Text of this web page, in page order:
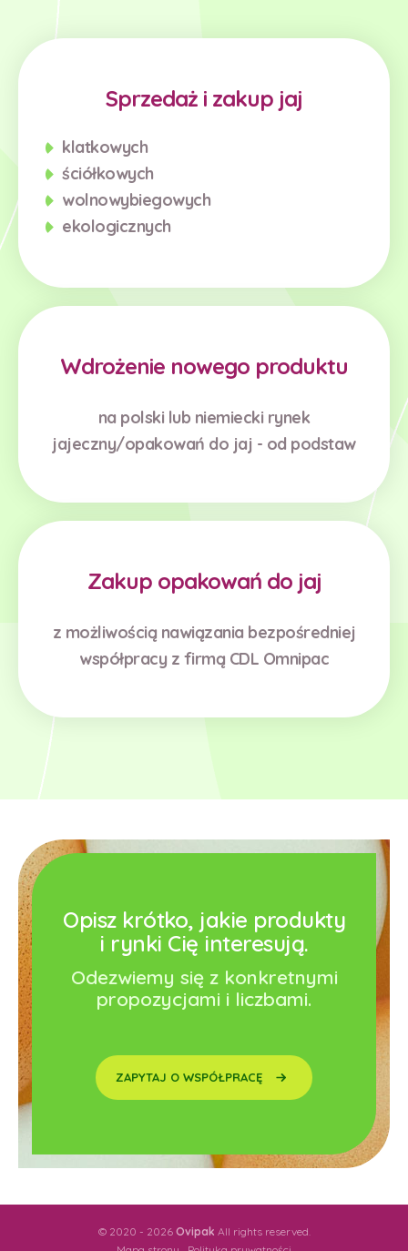
Sprzedaż i zakup jaj
klatkowych
ściółkowych
wolnowybiegowych
ekologicznych
Wdrożenie nowego produktu
na polski lub niemiecki rynek
jajeczny/opakowań do jaj - od podstaw
Zakup opakowań do jaj
z możliwością nawiązania bezpośredniej
współpracy z firmą CDL Omnipac
Opisz krótko, jakie produkty
i rynki Cię interesują.
Odezwiemy się z konkretnymi
propozycjami i liczbami.
ZAPYTAJ O WSPÓŁPRACĘ
© 2020 - 2026 Ovipak All rights reserved.